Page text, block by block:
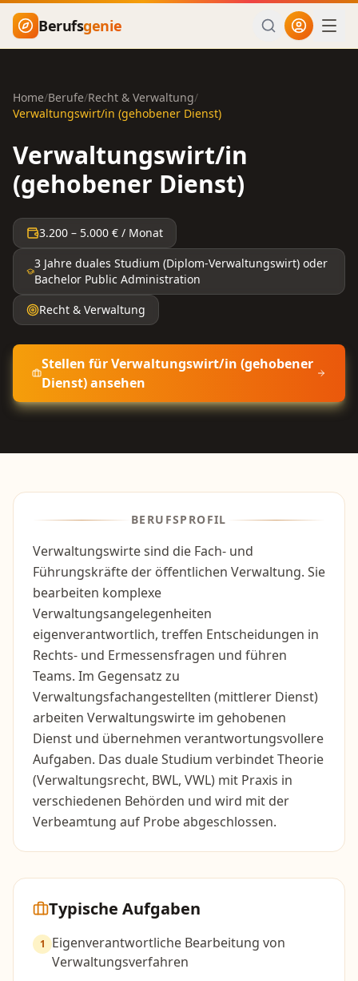
Zum Hauptinhalt springen
Berufsgenie
Home/Berufe/Recht & Verwaltung/
Verwaltungswirt/in (gehobener Dienst)
Verwaltungswirt/in
(gehobener Dienst)
3.200 – 5.000 € / Monat
3 Jahre duales Studium (Diplom-Verwaltungswirt) oder
Bachelor Public Administration
Recht & Verwaltung
Stellen fürVerwaltungswirt/in (gehobener
Dienst)ansehen
BERUFSPROFIL
Verwaltungswirte sind die Fach- und
Führungskräfte der öffentlichen Verwaltung. Sie
bearbeiten komplexe
Verwaltungsangelegenheiten
eigenverantwortlich, treffen Entscheidungen in
Rechts- und Ermessensfragen und führen
Teams. Im Gegensatz zu
Verwaltungsfachangestellten (mittlerer Dienst)
arbeiten Verwaltungswirte im gehobenen
Dienst und übernehmen verantwortungsvollere
Aufgaben. Das duale Studium verbindet Theorie
(Verwaltungsrecht, BWL, VWL) mit Praxis in
verschiedenen Behörden und wird mit der
Verbeamtung auf Probe abgeschlossen.
Typische Aufgaben
1
Eigenverantwortliche Bearbeitung von
Verwaltungsverfahren